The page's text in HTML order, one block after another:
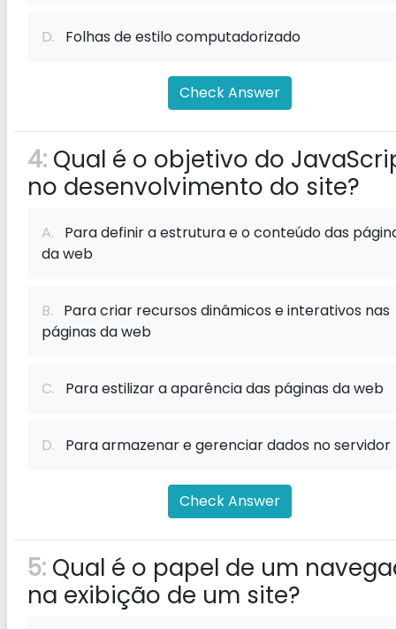
D. Folhas de estilo computadorizado
Check Answer
4: Qual é o objetivo do
no desenvolvimento do site?
A. Para definir a estrutura e o conteúdo das
da web
B. Para criar recursos dinâmicos e interativos nas
páginas da web
C. Para estilizar a aparência das páginas da web
D. Para armazenar e gerenciar dados no servidor
Check Answer
5: Qual é o papel de um
na exibição de um site?